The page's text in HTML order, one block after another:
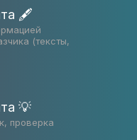
🖋
(тексты,
💡
проверка